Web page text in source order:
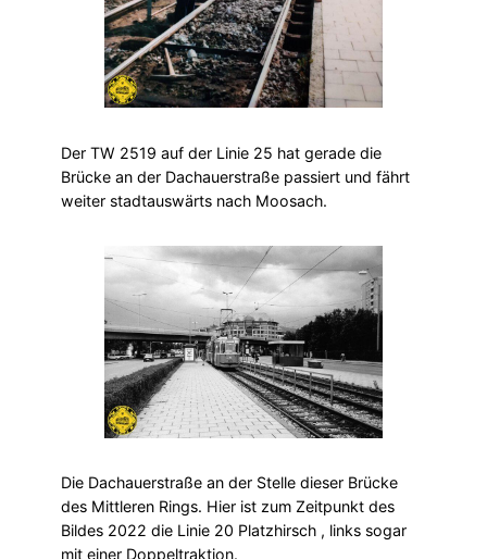
Der TW 2519 auf der Linie 25 hat gerade die
Brücke an der Dachauerstraße passiert und fährt
weiter stadtauswärts nach Moosach.
Die Dachauerstraße an der Stelle dieser Brücke
des Mittleren Rings. Hier ist zum Zeitpunkt des
Bildes 2022 die Linie 20 Platzhirsch , links sogar
mit einer Doppeltraktion.